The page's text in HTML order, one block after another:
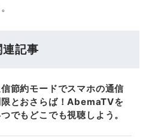
連記事
節約モードでスマホの通信
とおさらば！AbemaTVを
でもどこでも視聴しよう。